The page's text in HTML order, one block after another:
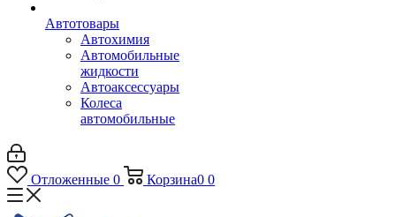
Автотовары
Автохимия
Автомобильные
жидкости
Автоаксессуары
Колеса
автомобильные
Отложенные 0 Корзина0 0